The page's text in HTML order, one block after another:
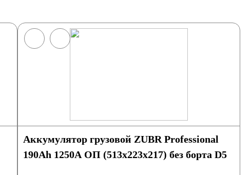
Аккумулятор грузовой ZUBR Professional
190Ah 1250A ОП (513x223x217) без борта D5